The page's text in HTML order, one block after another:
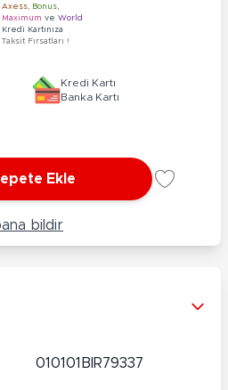
Axess Bonus
Maximum ve World
Kredi Kartınıza
Taksit Fırsatları !
Kredi Kartı
Banka Kartı
Ekle
bildir
010101BIR79337